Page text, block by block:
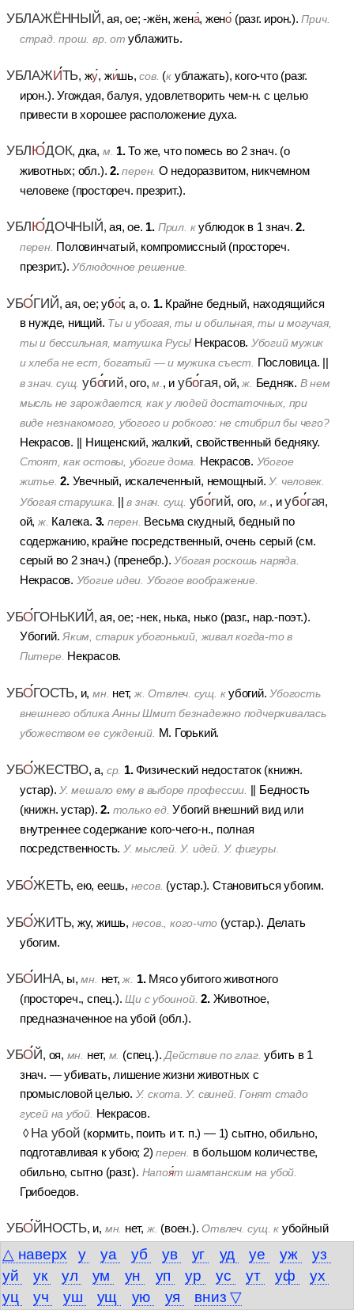
△ наверх у уа уб ув уг уд уе уж
уз
уй
ук ул ум ун уп ур ус ут уф
ух
уц
уч уш ущ ую уя вниз ▽
УБЛАЖЁННЫЙ, ая, ое; -жён, жена, жено(разг. ирон.).Прич.
страд. прош. вр. от ублажить.
УБЛАЖИТЬ, жу, жишь,сов. (кублажать), кого-что (разг.
ирон.).Угождая, балуя, удовлетворить чем-н. с целью
привести в хорошее расположение духа.
УБЛЮДОК, дка, м. 1. То же, что помесь во 2 знач. (о
животных; обл.). 2. перен. О недоразвитом, никчемном
человеке (простореч. презрит.).
УБЛЮДОЧНЫЙ, ая, ое. 1. Прил. кублюдок в 1 знач. 2.
перен. Половинчатый, компромиссный (простореч.
презрит.). Ублюдочное решение.
УБОГИЙ, ая, ое; убог, а, о. 1. Крайне бедный, находящийся
в нужде, нищий. Ты и убогая, ты и обильная, ты и могучая,
ты и бессильная, матушка Русь! Некрасов. Убогий мужик
и хлеба не ест, богатый — и мужика съест.
Пословица.
в знач. сущ. убогий, ого,м. , и убогая, ой,ж. Бедняк. В нем
мысль не зарождается, как у людей достаточных, при
виде незнакомого, убогого и робкого: не стибрил бы чего?
Некрасов. Нищенский, жалкий, свойственный бедняку.
Стоят, как остовы, убогие дома. Некрасов. Убогое
житье. 2. Увечный, искалеченный, немощный. У. человек.
Убогая старушка.
||в знач. сущ. убогий, ого, м. , иубогая,
ой, ж. Калека. 3. перен. Весьма скудный, бедный по
содержанию, крайне посредственный, очень серый (см.
серый во 2 знач.) (пренебр.). Убогая роскошь наряда.
Некрасов. Убогие идеи. Убогое воображение.
УБОГОНЬКИЙ, ая, ое; -нек, нька, нько (разг., нар.-поэт.).
Убогий. Яким, старик убогонький, живал когда-то в
Питере. Некрасов.
УБОГОСТЬ, и,мн. нет,ж. Отвлеч. сущ. кубогий. Убогость
внешнего облика Анны Шмит безнадежно подчеркивалась
убожеством ее суждений.
М. Горький.
УБОЖЕСТВО, а, ср. 1. Физический недостаток (книжн.
устар). У. мешало ему в выборе профессии.
Бедность
(книжн. устар). 2. только ед. Убогий внешний вид или
внутреннее содержание кого-чего-н., полная
посредственность. У. мыслей. У. идей. У. фигуры.
УБОЖЕТЬ, ею, еешь, несов. (устар.). Становиться убогим.
УБОЖИТЬ, жу, жишь, несов., кого-что (устар.). Делать
убогим.
УБОИНА, ы,мн. нет,ж. 1. Мясо убитого животного
(простореч., спец.). Щи с убоиной. 2. Животное,
предназначенное на убой (обл.).
УБОЙ, оя, мн. нет, м. (спец.).Действие по глаг. убить в 1
знач. — убивать, лишение жизни животных с
промысловой целью. У. скота. У. свиней. Гонят стадо
гусей на убой.
Некрасов.
◊На убой (кормить, поить и т. п.) — 1) сытно, обильно,
подготавливая к убою; 2)перен. в большом количестве,
обильно, сытно (разг.). Напоят шампанским на убой.
Грибоедов.
УБОЙНОСТЬ, и, мн. нет, ж. (воен.). Отвлеч. сущ. к убойный
У. огня. У. пуль.
УБ ОЙНЫЙ, ая, ое. Предназначенный на убой (спец.). У.
скот.|| Прил. , по знач. связанное с промысловым